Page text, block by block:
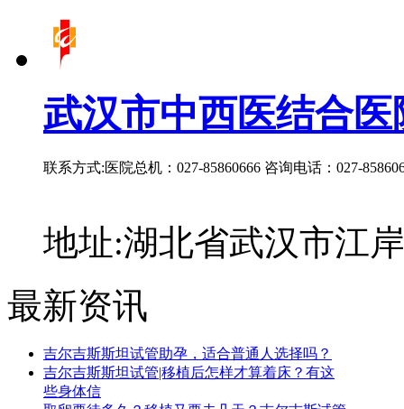
武汉市中西医结合医
联系方式:医院总机：027-85860666 咨询电话：027-
地址:湖北省武汉市江
最新资讯
吉尔吉斯斯坦试管助孕，适合普通人选择吗？
吉尔吉斯斯坦试管|移植后怎样才算着床？有这
些身体信